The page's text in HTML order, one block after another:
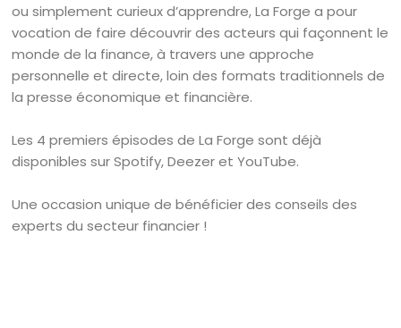
ou simplement curieux d’apprendre, La Forge a pour
vocation de faire découvrir des acteurs qui façonnent le
monde de la finance, à travers une approche
personnelle et directe, loin des formats traditionnels de
la presse économique et financière.
Les 4 premiers épisodes de La Forge sont déjà
disponibles sur Spotify, Deezer et YouTube.
Une occasion unique de bénéficier des conseils des
experts du secteur financier !